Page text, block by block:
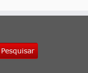
Pesquisar